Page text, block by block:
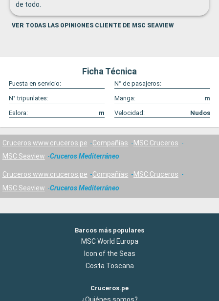
de todo.
VER TODAS LAS OPINIONES CLIENTE DE MSC SEAVIEW
Ficha Técnica
Puesta en servicio:
N° de pasajeros:
N° tripunlates:
Manga:
m
Eslora:
m Velocidad: Nudos
Cruceros www.cruceros.pe Compañías
MSC Cruceros
MSC Seaview
Cruceros Mediterráneo
Cruceros www.cruceros.pe Compañías
MSC Cruceros
MSC Seaview
Cruceros Mediterráneo
Barcos más populares
MSC World Europa
Icon of the Seas
Costa Toscana
Cruceros.pe
¿Quiénes somos?